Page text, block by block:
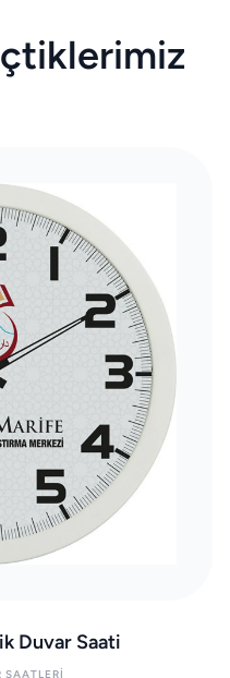
Duvar Saati
SAATLERI